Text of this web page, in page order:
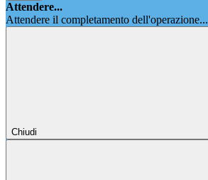
Attendere...
Attendere il completamento dell'operazione...
Chiudi